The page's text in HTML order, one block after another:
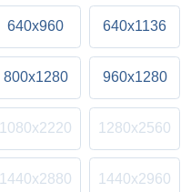
640x960 640x1136
800x1280 960x1280
1080x2220 1280x2560
1440x2880 1440x2960